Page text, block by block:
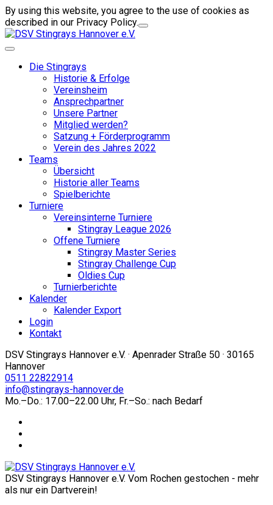
By using this website, you agree to the use of cookies as
described in our Privacy Policy.
Die Stingrays
Historie & Erfolge
Vereinsheim
Ansprechpartner
Unsere Partner
Mitglied werden?
Satzung + Förderprogramm
Verein des Jahres 2022
Teams
Übersicht
Historie aller Teams
Spielberichte
Turniere
Vereinsinterne Turniere
Stingray League 2026
Offene Turniere
Stingray Master Series
Stingray Challenge Cup
Oldies Cup
Turnierberichte
Kalender
Kalender Export
Login
Kontakt
DSV Stingrays Hannover e.V. · Apenrader Straße 50 · 30165
Hannover
0511 22822914
info@stingrays-hannover.de
Mo.–Do.: 17.00–22.00 Uhr, Fr.–So.: nach Bedarf
DSV Stingrays Hannover e.V. Vom Rochen gestochen - mehr
als nur ein Dartverein!